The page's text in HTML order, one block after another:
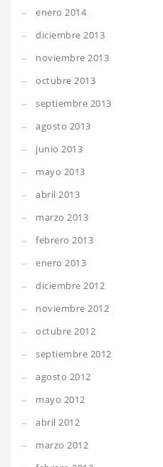
enero 2014
diciembre 2013
noviembre 2013
octubre 2013
septiembre 2013
agosto 2013
junio 2013
mayo 2013
abril 2013
marzo 2013
febrero 2013
enero 2013
diciembre 2012
noviembre 2012
octubre 2012
septiembre 2012
agosto 2012
mayo 2012
abril 2012
marzo 2012